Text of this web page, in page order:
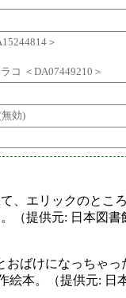
＞
コ ＜DA07449210＞
無効)
、エリックのとこ
（提供元: 日本図書
おばけになっちゃっ
絵本。（提供元: 日